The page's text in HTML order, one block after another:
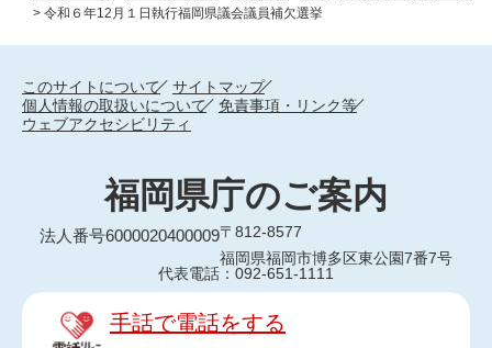
> 令和６年12月１日執行福岡県議会議員補欠選挙
このサイトについて
サイトマップ
個人情報の取扱いについて
免責事項・リンク等
ウェブアクセシビリティ
福岡県庁のご案内
法人番号6000020400009〒812-8577
福岡県福岡市博多区東公園7番7号
代表電話：092-651-1111
手話で電話をする